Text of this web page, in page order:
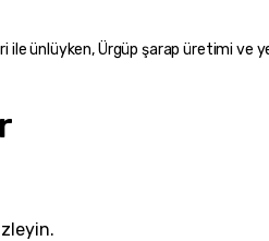
ile ünlüyken, Ürgüp şarap üretimi ve